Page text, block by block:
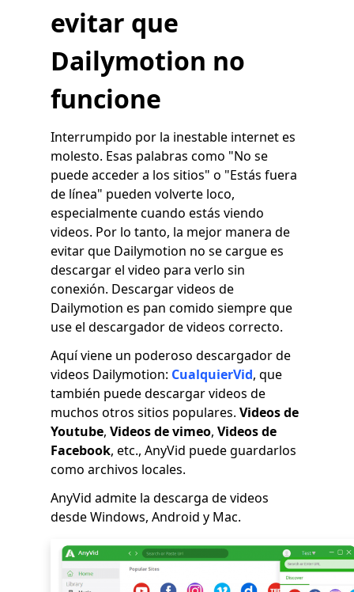
evitar que
Dailymotion no
funcione
Interrumpido por la inestable internet es
molesto. Esas palabras como "No se
puede acceder a los sitios" o "Estás fuera
de línea" pueden volverte loco,
especialmente cuando estás viendo
videos. Por lo tanto, la mejor manera de
evitar que Dailymotion no se cargue es
descargar el video para verlo sin
conexión. Descargar videos de
Dailymotion es pan comido siempre que
use el descargador de videos correcto.
Aquí viene un poderoso descargador de
videos Dailymotion: CualquierVid, que
también puede descargar videos de
muchos otros sitios populares. Videos de
Youtube, Videos de vimeo, Videos de
Facebook, etc., AnyVid puede guardarlos
como archivos locales.
AnyVid admite la descarga de videos
desde Windows, Android y Mac.